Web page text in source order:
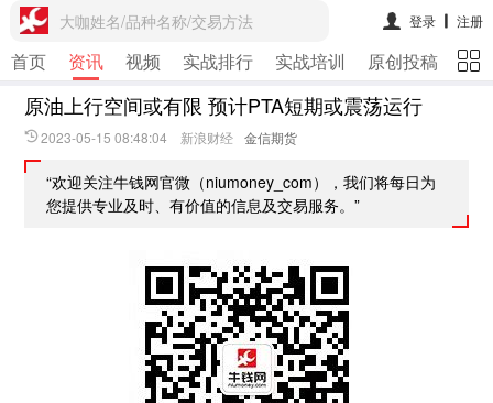
大咖姓名/品种名称/交易方法 登录 注册
首页 资讯 视频 实战排行 实战培训 原创投稿 期
原油上行空间或有限 预计PTA短期或震荡运行
2023-05-15 08:48:04 新浪财经 金信期货
“欢迎关注牛钱网官微（niumoney_com），我们将每日为
您提供专业及时、有价值的信息及交易服务。”